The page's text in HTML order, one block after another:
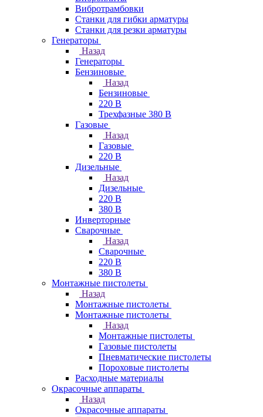
Вибротрамбовки
Станки для гибки арматуры
Станки для резки арматуры
Генераторы
Назад
Генераторы
Бензиновые
Назад
Бензиновые
220 В
Трехфазные 380 В
Газовые
Назад
Газовые
220 В
Дизельные
Назад
Дизельные
220 В
380 В
Инверторные
Сварочные
Назад
Сварочные
220 В
380 В
Монтажные пистолеты
Назад
Монтажные пистолеты
Монтажные пистолеты
Назад
Монтажные пистолеты
Газовые пистолеты
Пневматические пистолеты
Пороховые пистолеты
Расходные материалы
Окрасочные аппараты
Назад
Окрасочные аппараты